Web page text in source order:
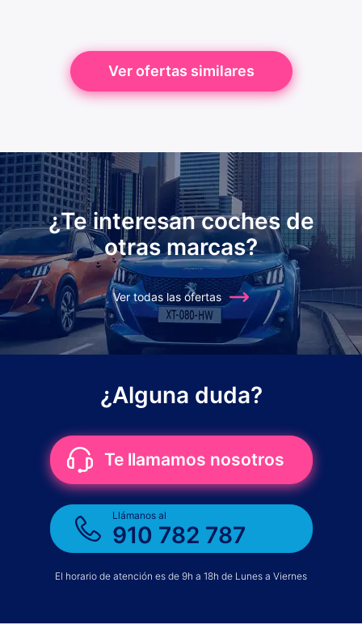
Ver ofertas similares
¿Te interesan coches de
otras marcas?
Ver todas las ofertas
¿Alguna duda?
Te llamamos nosotros
Llámanos al
910 782 787
El horario de atención es de 9h a 18h de Lunes a Viernes